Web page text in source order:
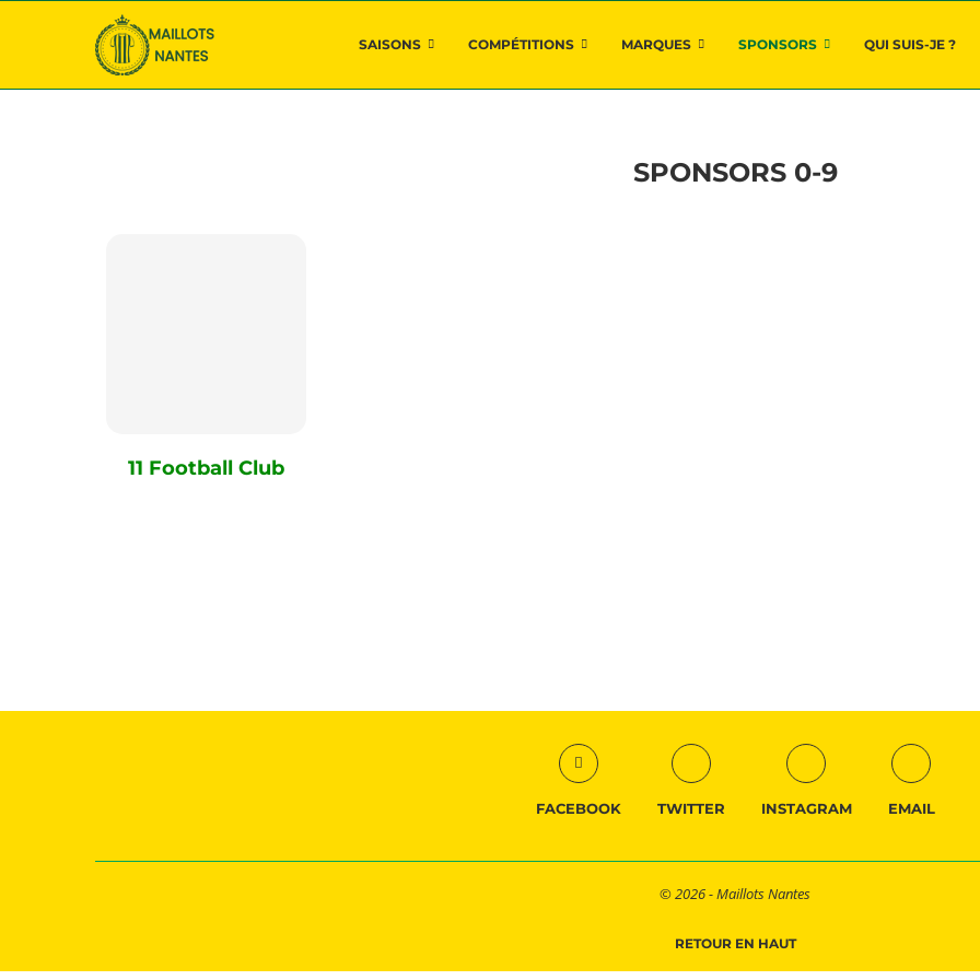
SAISONS COMPÉTITIONS MARQUES SPONSORS QUI SUIS-JE ?
SPONSORS 0-9
11 Football Club
FACEBOOK TWITTER INSTAGRAM EMAIL
© 2026 - Maillots Nantes
RETOUR EN HAUT